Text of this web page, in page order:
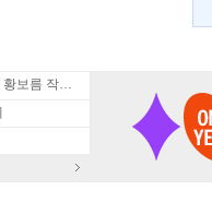
뮤지컬 〈휴남동 서점〉X 황보름 작가 북토크